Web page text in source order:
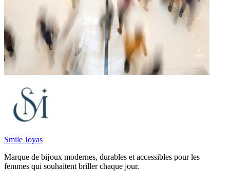
Smile Joyas
Marque de bĳoux modernes, durables et accessibles pour les
femmes qui souhaitent briller chaque jour.